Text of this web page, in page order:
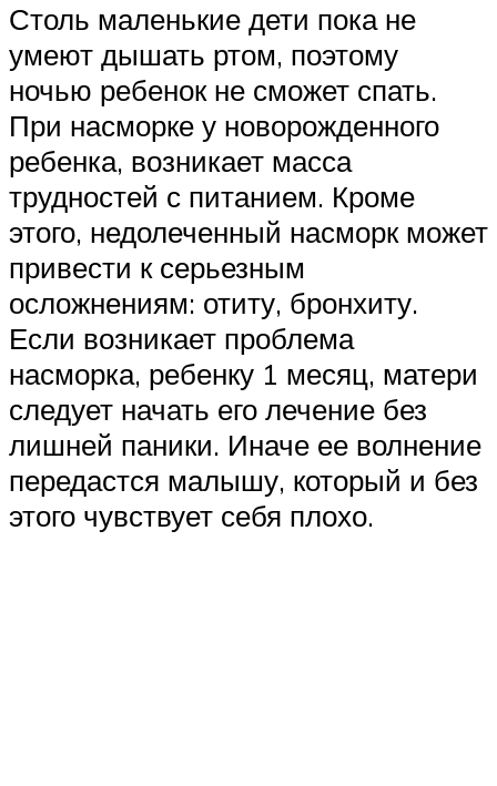
Столь маленькие дети пока не
умеют дышать ртом, поэтому
ночью ребенок не сможет спать.
При насморке у новорожденного
ребенка, возникает масса
трудностей с питанием. Кроме
этого, недолеченный насморк может
привести к серьезным
осложнениям: отиту, бронхиту.
Если возникает проблема
насморка, ребенку 1 месяц, матери
следует начать его лечение без
лишней паники. Иначе ее волнение
передастся малышу, который и без
этого чувствует себя плохо.